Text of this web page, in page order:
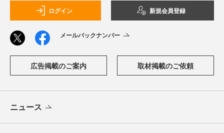
ログイン 新規会員登録
メールバックナンバー
広告掲載のご案内 取材掲載のご依頼
ニュース